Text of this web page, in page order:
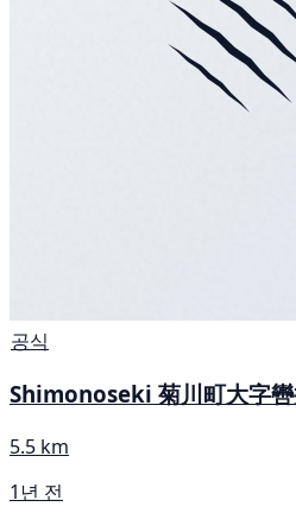
공식
Shimonoseki 菊川町大字
5.5 km
1년 전